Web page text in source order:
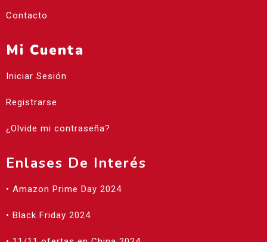
Contacto
Mi Cuenta
Iniciar Sesión
Registrarse
¿Olvide mi contraseña?
Enlases De Interés
• Amazon Prime Day 2024
• Black Friday 2024